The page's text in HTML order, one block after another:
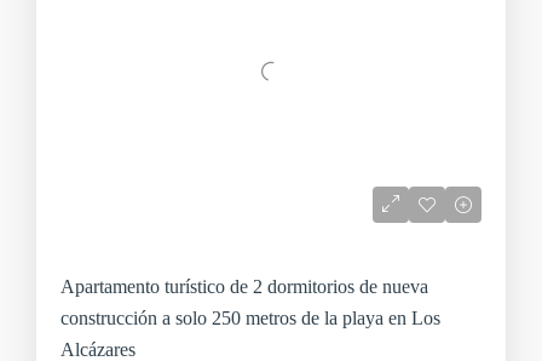
Apartamento turístico de 2 dormitorios de nueva
construcción a solo 250 metros de la playa en Los
Alcázares